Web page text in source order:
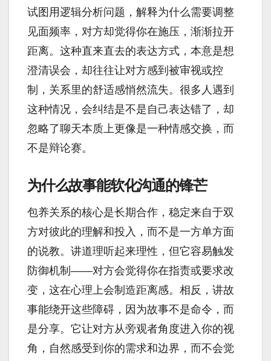
试图用逻辑分析问题，解释为什么需要调整
见面频率，对方却觉得你在施压，渐渐拉开
距离。这种直来直去的表达方式，本意是想
澄清误会，却往往让对方感到被审视或控
制，关系里的舒适感悄然流失。很多人遇到
这种情况，会纠结是不是自己表达错了，却
忽略了聊天本质上更像是一种情感交换，而
不是辩论赛。
为什么故事能软化沟通的锋芒
包养关系的核心是长期合作，稳定来自于双
方对彼此的理解和投入，而不是一方单方面
的说教。讲道理听起来理性，但它容易触发
防御机制——对方会觉得你在指责或要求改
变，这在心理上会制造距离感。相反，讲故
事能绕开这些障碍，因为故事不是命令，而
是分享。它让对方从旁观者角度进入你的视
角，自然感受到你的需求和边界，而不会觉